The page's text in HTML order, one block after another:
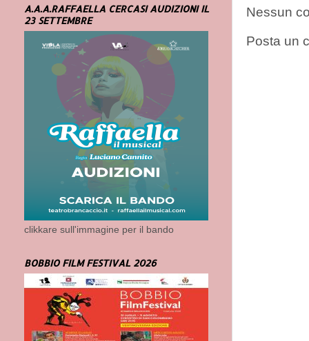
Nessun
Posta un
A.A.A.RAFFAELLA CERCASI AUDIZIONI IL
23 SETTEMBRE
clikkare sull'immagine per il bando
BOBBIO FILM FESTIVAL 2026